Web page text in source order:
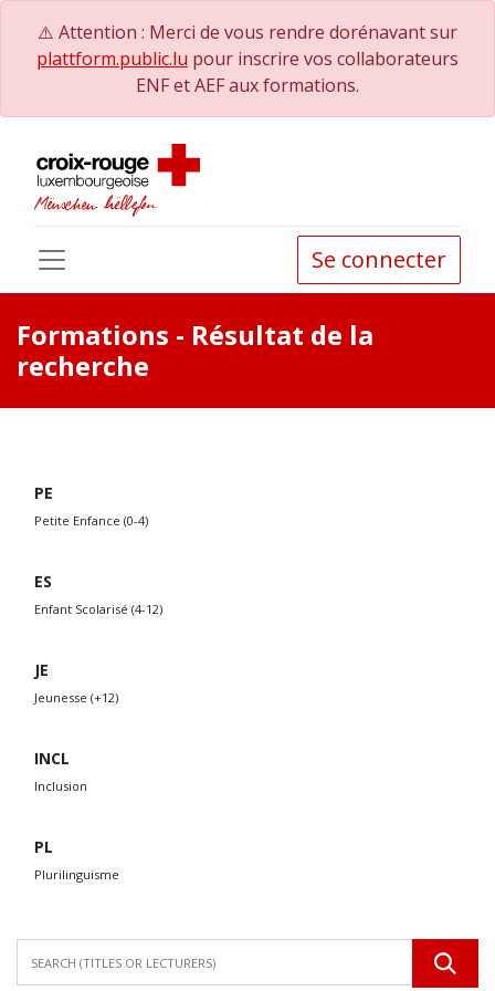
⚠️ Attention : Merci de vous rendre dorénavant sur
plattform.public.lu pour inscrire vos collaborateurs
ENF et AEF aux formations.
Se connecter
Formations - Résultat de la
recherche
PE
Petite Enfance (0-4)
ES
Enfant Scolarisé (4-12)
JE
Jeunesse (+12)
INCL
Inclusion
PL
Plurilinguisme